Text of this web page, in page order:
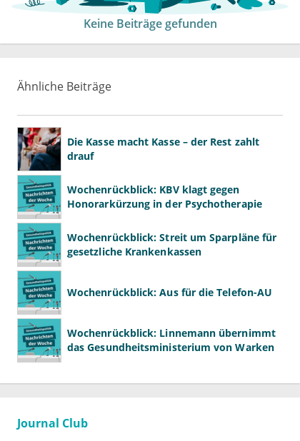
Keine Beiträge gefunden
Ähnliche Beiträge
Die Kasse macht Kasse – der Rest zahlt
drauf
Wochenrückblick: KBV klagt gegen
Honorarkürzung in der Psychotherapie
Wochenrückblick: Streit um Sparpläne für
gesetzliche Krankenkassen
Wochenrückblick: Aus für die Telefon-AU
Wochenrückblick: Linnemann übernimmt
das Gesundheitsministerium von Warken
Journal Club